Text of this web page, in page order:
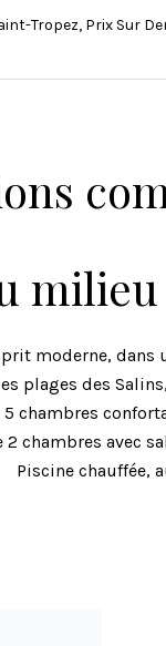
Tropez, Prix Sur
milieu
moderne, dans
plages des
chambres
chambres avec
Piscine chauffée,